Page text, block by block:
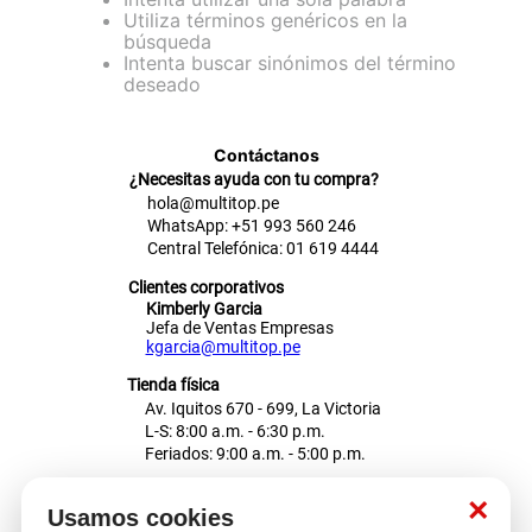
×
Usamos cookies
Utiliza términos genéricos en la
búsqueda
Intenta buscar sinónimos del término
deseado
Contáctanos
¿Necesitas ayuda con tu compra?
hola@multitop.pe
WhatsApp: +51 993 560 246
Central Telefónica: 01 619 4444
Clientes corporativos
Kimberly Garcia
Jefa de Ventas Empresas
kgarcia@multitop.pe
Tienda física
Av. Iquitos 670 - 699, La Victoria
L-S: 8:00 a.m. - 6:30 p.m.
Feriados: 9:00 a.m. - 5:00 p.m.